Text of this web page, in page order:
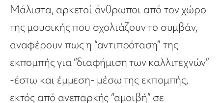
Μάλιστα, αρκετοί άνθρωποι από τον χώρο
της μουσικής που σχολιάζουν το συμβάν,
αναφέρουν πως η “αντιπρόταση” της
εκπομπής για “διαφήμιση των καλλιτεχνών”
-έστω και έμμεση- μέσω της εκπομπής,
εκτός από ανεπαρκής “αμοιβή” σε